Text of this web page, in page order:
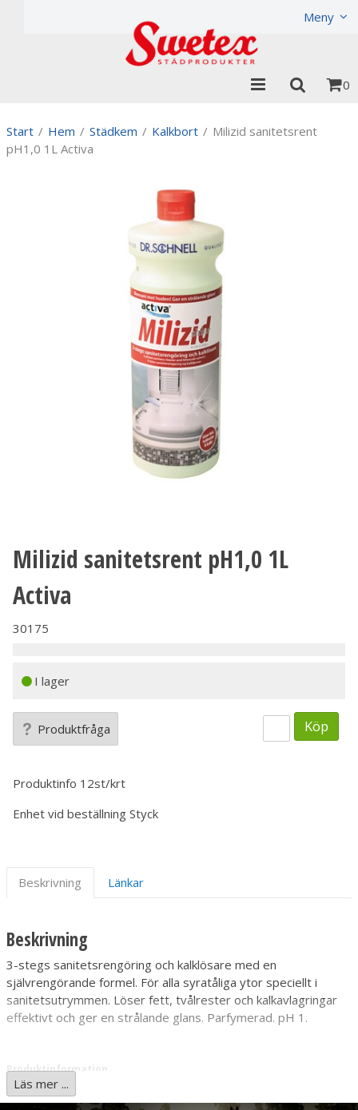
Meny
0
Start / Hem / Städkem / Kalkbort / Milizid sanitetsrent
pH1,0 1L Activa
Milizid sanitetsrent pH1,0 1L
Activa
30175
I lager
Produktfråga Köp
Produktinfo 12st/krt
Enhet vid beställning Styck
Beskrivning Länkar
Beskrivning
3-stegs sanitetsrengöring och kalklösare med en
självrengörande formel. För alla syratåliga ytor speciellt i
sanitetsutrymmen. Löser fett, tvålrester och kalkavlagringar
effektivt och ger en strålande glans. Parfymerad. pH 1.
Produktinformation
Förp.
12x1 st/kart
Läs mer ...